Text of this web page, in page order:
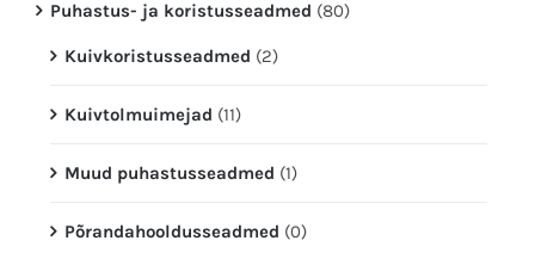
Puhastus- ja koristusseadmed (80)
Kuivkoristusseadmed (2)
Kuivtolmuimejad (11)
Muud puhastusseadmed (1)
Põrandahooldusseadmed (0)